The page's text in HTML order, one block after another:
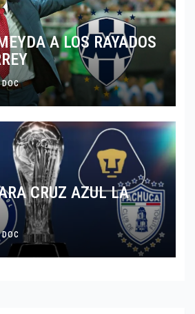
A LOS RAYADOS
DOC
CRUZ AZUL LA
DOC